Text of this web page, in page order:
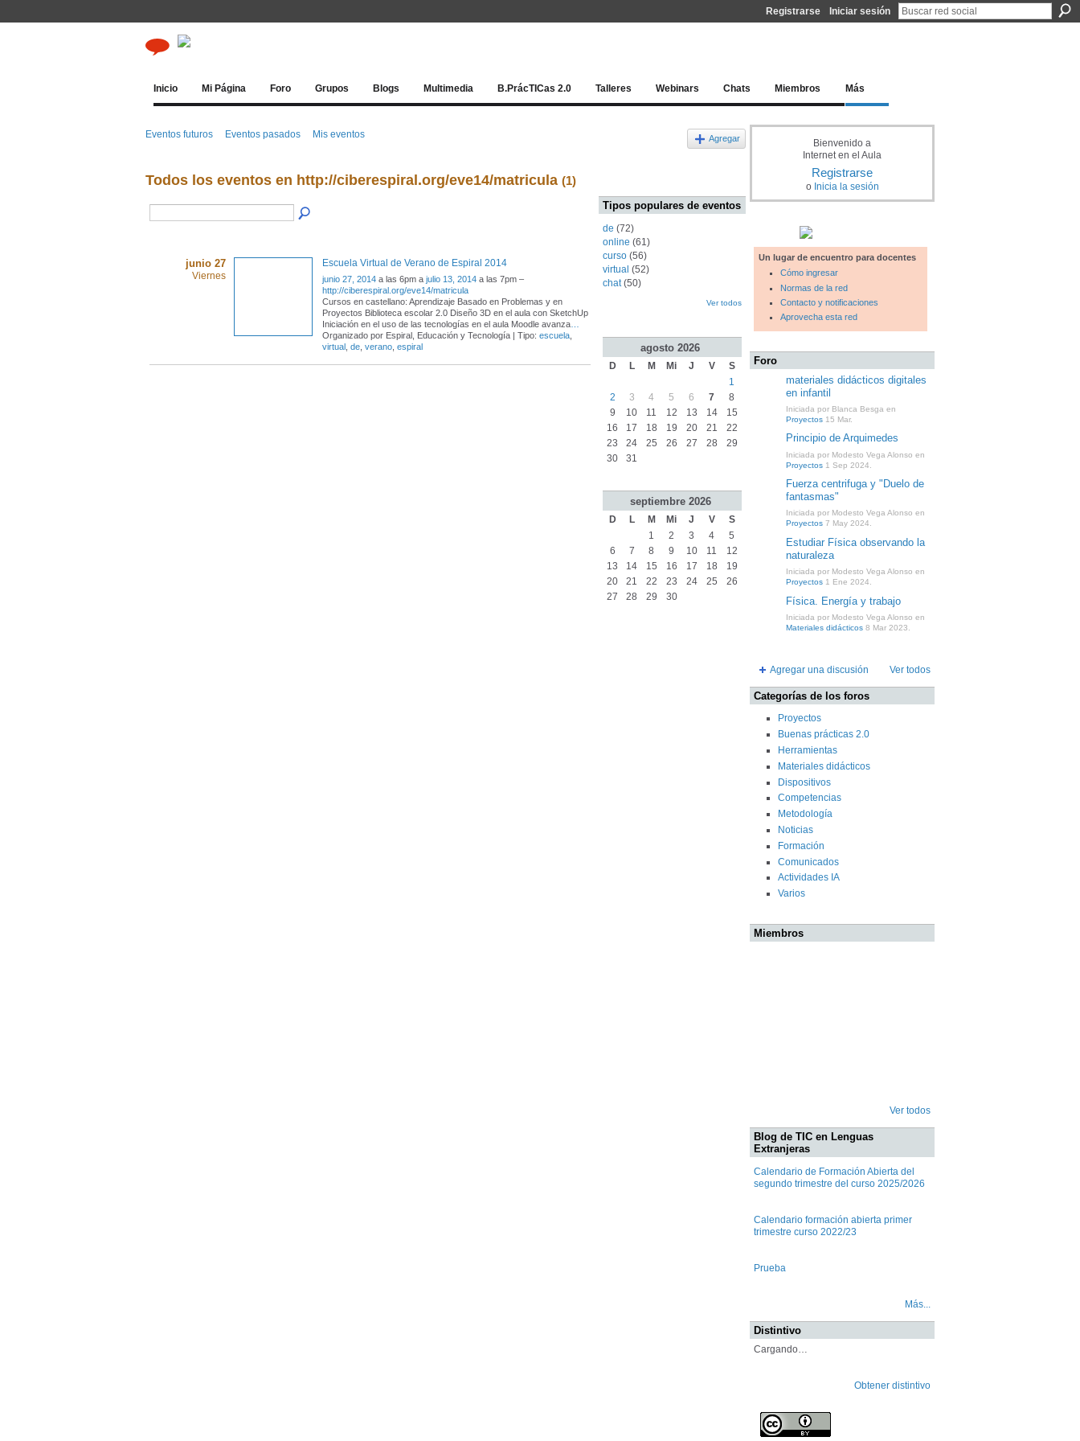
Registrarse Iniciar sesión
Inicio Mi Página Foro Grupos Blogs Multimedia B.PrácTICas 2.0 Talleres Webinars Chats Miembros Más
Eventos futuros Eventos pasados Mis eventos Agregar
Todos los eventos en http://ciberespiral.org/eve14/matricula (1)
junio 27
Viernes
Escuela Virtual de Verano de Espiral 2014
junio 27, 2014 a las 6pm a julio 13, 2014 a las 7pm –
http://ciberespiral.org/eve14/matricula
Cursos en castellano: Aprendizaje Basado en Problemas y en
Proyectos Biblioteca escolar 2.0 Diseño 3D en el aula con SketchUp
Iniciación en el uso de las tecnologías en el aula Moodle avanza…
Organizado por Espiral, Educación y Tecnología | Tipo: escuela,
virtual , de, verano, espiral
Tipos populares de eventos
de (72)
online (61)
curso (56)
virtual (52)
chat(50)
Ver todos
agosto 2026
D L M Mi J V
S
1
2
3 4 5 6 7
8
9
10 11 12 13 14
15
16
17 18 19 20 21
22
23
24 25 26 27 28
29
30
31
septiembre 2026
D L M Mi J V
S
1
2 3 4
5
6
7 8 9 10 11
12
13
14 15 16 17 18
19
20
21 22 23 24 25
26
27
28 29 30
Bienvenido a
Internet en el Aula
Registrarse
o Inicia la sesión
Un lugar de encuentro para docentes
Cómo ingresar
Normas de la red
Contacto y notificaciones
Aprovecha esta red
Foro
materiales didácticos digitales
en infantil
Iniciada por Blanca Besga en
Proyectos 15 Mar.
Principio de Arquimedes
Iniciada por Modesto Vega Alonso en
Proyectos 1 Sep 2024.
Fuerza centrifuga y "Duelo de
fantasmas"
Iniciada por Modesto Vega Alonso en
Proyectos 7 May 2024.
Estudiar Física observando la
naturaleza
Iniciada por Modesto Vega Alonso en
Proyectos 1 Ene 2024.
Física. Energía y trabajo
Iniciada por Modesto Vega Alonso en
Materiales didácticos 8 Mar 2023.
Agregar una discusión Ver todos
Categorías de los foros
Proyectos
Buenas prácticas 2.0
Herramientas
Materiales didácticos
Dispositivos
Competencias
Metodología
Noticias
Formación
Comunicados
Actividades IA
Varios
Miembros
Ver todos
Blog de TIC en Lenguas
Extranjeras
Calendario de Formación Abierta del
segundo trimestre del curso 2025/2026
Calendario formación abierta primer
trimestre curso 2022/23
Prueba
Más...
Distintivo
Cargando…
Obtener distintivo